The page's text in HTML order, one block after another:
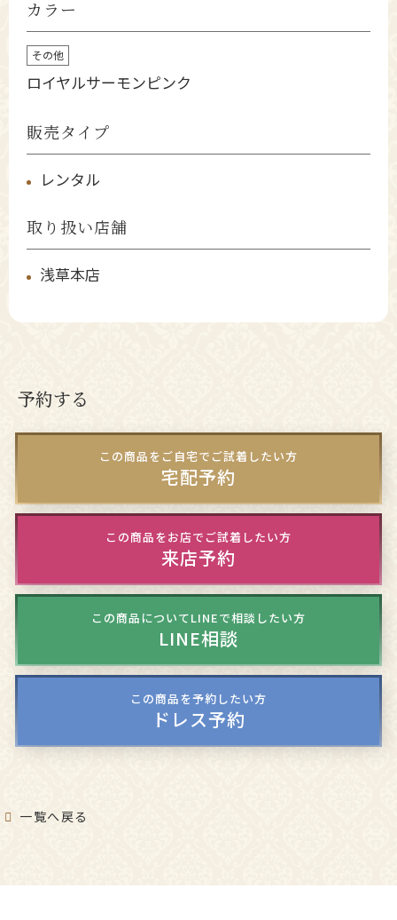
カラー
その他
ロイヤルサーモンピンク
販売タイプ
レンタル
取り扱い店舗
浅草本店
予約する
この商品をご自宅でご試着したい方
宅配予約
この商品をお店でご試着したい方
来店予約
この商品についてLINEで相談したい方
LINE相談
この商品を予約したい方
ドレス予約
一覧へ戻る